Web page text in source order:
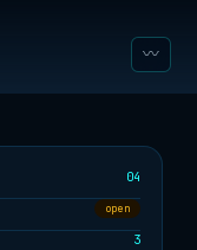
〰
04
open
3